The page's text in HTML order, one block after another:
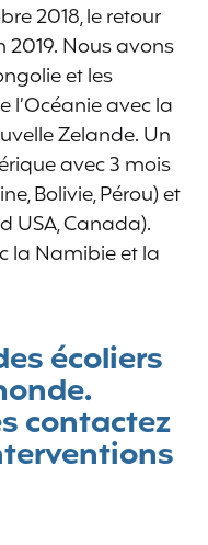
2018, le retour
Nous avons
et les
l’Océanie avec la
Zelande. Un
avec 3 mois
Bolivie, Pérou) et
USA, Canada).
la Namibie et la
écoliers
contactez